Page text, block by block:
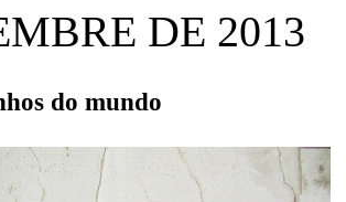
DE 2013
do mundo